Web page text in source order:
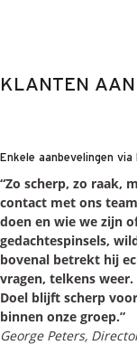
KLANTEN AAN
Enkele aanbevelingen via
“Zo scherp, zo raak,
contact met ons
doen en wie we zijn
gedachtespinsels,
bovenal betrekt hij
vragen, telkens
Doel blijft scherp
binnen onze groep.”
George Peters,